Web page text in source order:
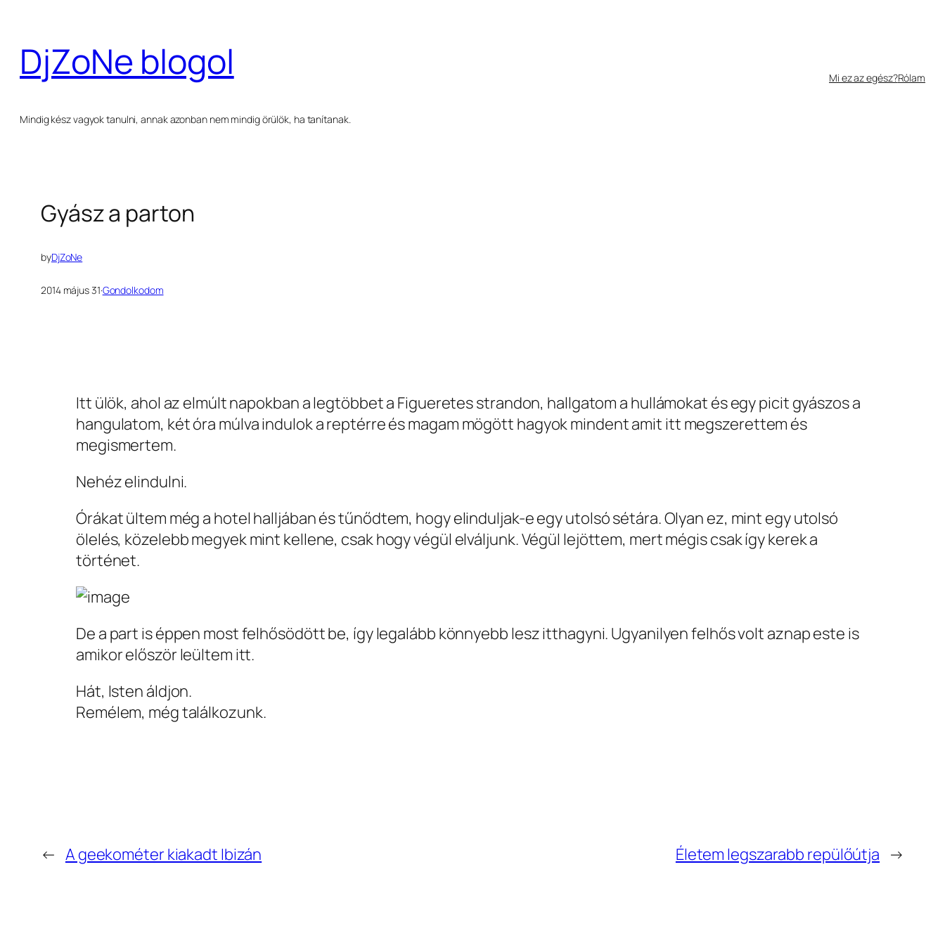
tartalomhoz
DjZoNe blogol
Mindig kész vagyok tanulni, annak azonban nem mindig örülök, ha tanítanak.
Mi ez az egész?Rólam
Gyász a parton
byDjZoNe
2014 május 31·Gondolkodom
Itt ülök, ahol az elmúlt napokban a legtöbbet a Figueretes strandon, hallgatom a hullámokat és egy picit gyászos a
hangulatom, két óra múlva indulok a reptérre és magam mögött hagyok mindent amit itt megszerettem és
megismertem.
Nehéz elindulni.
Órákat ültem még a hotel halljában és tűnődtem, hogy elinduljak-e egy utolsó sétára. Olyan ez, mint egy utolsó
ölelés, közelebb megyek mint kellene, csak hogy végül elváljunk. Végül lejöttem, mert mégis csak így kerek a
történet.
De a part is éppen most felhősödött be, így legalább könnyebb lesz itthagyni. Ugyanilyen felhős volt aznap este is
amikor először leültem itt.
Hát, Isten áldjon.
Remélem, még találkozunk.
← A geekométer kiakadt Ibizán Életem legszarabb repülőútja →